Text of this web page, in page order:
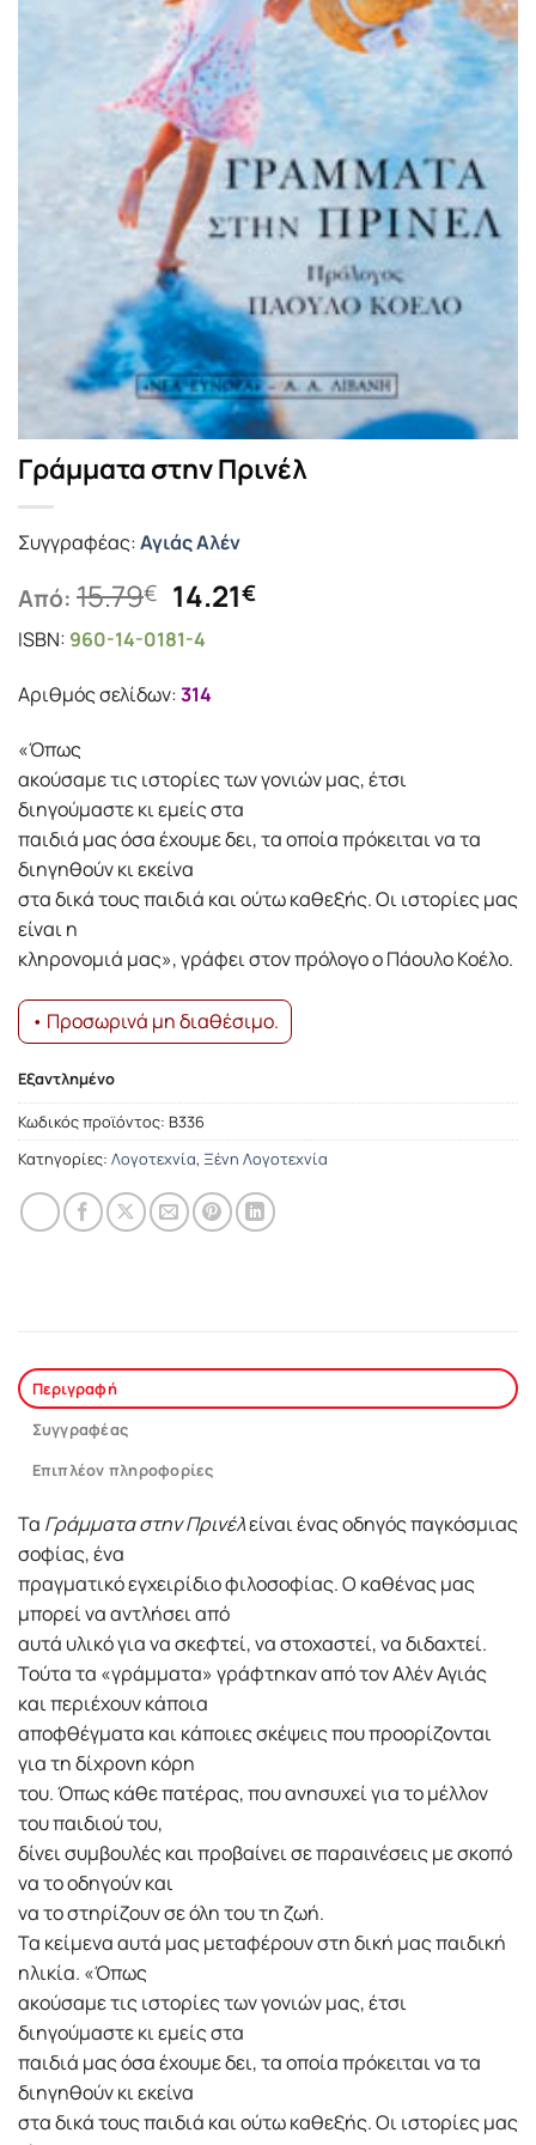
Γράμματα στην Πρινέλ
Συγγραφέας:Αγιάς Αλέν
Από: 15.79€ Original
price
was:
15.79€.
14.21€Η
ISBN: 960-14-0181-4
Αριθμός σελίδων:314
«Όπως
ακούσαμε τις ιστορίες των γονιών μας, έτσι
διηγούμαστε κι εμείς στα
παιδιά μας όσα έχουμε δει, τα οποία πρόκειται να τα
διηγηθούν κι εκείνα
στα δικά τους παιδιά και ούτω καθεξής. Οι ιστορίες μας
είναι η
κληρονομιά μας», γράφει στον πρόλογο ο Πάουλο Κοέλο.
• Προσωρινά μη διαθέσιμο.
Εξαντλημένο
Κωδικός προϊόντος: Β336
Κατηγορίες: Λογοτεχνία, Ξένη Λογοτεχνία
Περιγραφή
Συγγραφέας
Επιπλέον πληροφορίες
Τα Γράμματα στην Πρινέλείναι ένας οδηγός παγκόσμιας
σοφίας, ένα
πραγματικό εγχειρίδιο φιλοσοφίας. Ο καθένας μας
μπορεί να αντλήσει από
αυτά υλικό για να σκεφτεί, να στοχαστεί, να διδαχτεί.
Τούτα τα «γράμματα» γράφτηκαν από τον Αλέν Αγιάς
και περιέχουν κάποια
αποφθέγματα και κάποιες σκέψεις που προορίζονται
για τη δίχρονη κόρη
του. Όπως κάθε πατέρας, που ανησυχεί για το μέλλον
του παιδιού του,
δίνει συμβουλές και προβαίνει σε παραινέσεις με σκοπό
να το οδηγούν και
να το στηρίζουν σε όλη του τη ζωή.
Τα κείμενα αυτά μας μεταφέρουν στη δική μας παιδική
ηλικία. «Όπως
ακούσαμε τις ιστορίες των γονιών μας, έτσι
διηγούμαστε κι εμείς στα
παιδιά μας όσα έχουμε δει, τα οποία πρόκειται να τα
διηγηθούν κι εκείνα
στα δικά τους παιδιά και ούτω καθεξής. Οι ιστορίες μας